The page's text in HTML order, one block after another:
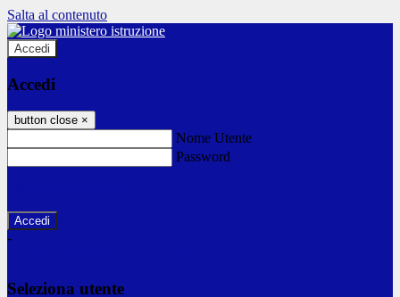
Salta al contenuto
Accedi
Accedi
button close ×
Nome Utente
Password
-
Seleziona utente